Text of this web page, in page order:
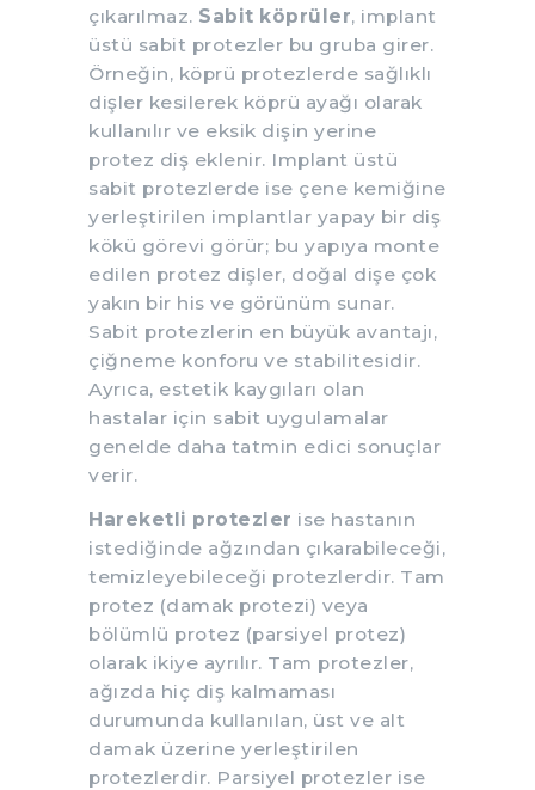
çıkarılmaz. Sabit köprüler, implant
üstü sabit protezler bu gruba girer.
Örneğin, köprü protezlerde sağlıklı
dişler kesilerek köprü ayağı olarak
kullanılır ve eksik dişin yerine
protez diş eklenir. Implant üstü
sabit protezlerde ise çene kemiğine
yerleştirilen implantlar yapay bir diş
kökü görevi görür; bu yapıya monte
edilen protez dişler, doğal dişe çok
yakın bir his ve görünüm sunar.
Sabit protezlerin en büyük avantajı,
çiğneme konforu ve stabilitesidir.
Ayrıca, estetik kaygıları olan
hastalar için sabit uygulamalar
genelde daha tatmin edici sonuçlar
verir.
Hareketli protezler ise hastanın
istediğinde ağzından çıkarabileceği,
temizleyebileceği protezlerdir. Tam
protez (damak protezi) veya
bölümlü protez (parsiyel protez)
olarak ikiye ayrılır. Tam protezler,
ağızda hiç diş kalmaması
durumunda kullanılan, üst ve alt
damak üzerine yerleştirilen
protezlerdir. Parsiyel protezler ise